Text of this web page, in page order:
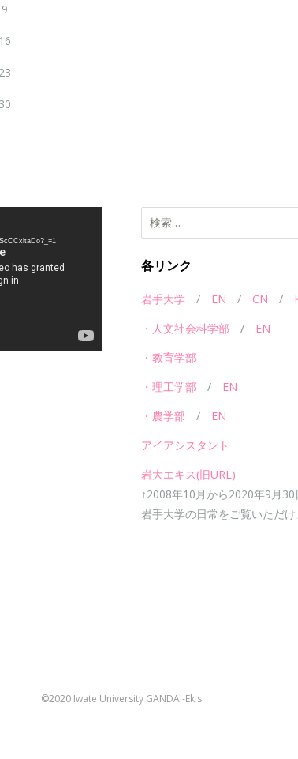
9
16
23
30
各リンク
岩手大学 / EN / CN /
・人文社会科学部 / EN
・教育学部
・理工学部 / EN
・農学部 / EN
アイアシスタント
岩大エキス(旧URL)
↑2008年10月から2020年9月
岩手大学の日常をご覧いただ
©2020 Iwate University GANDAI-Ekis